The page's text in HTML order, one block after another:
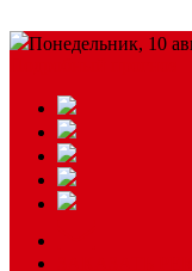
Понедельник, 10